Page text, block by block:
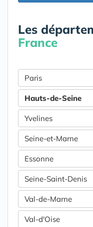
Les
France
Paris
Hauts-de-Seine
Yvelines
Seine-et-Marne
Essonne
Seine-Saint-Denis
Val-de-Marne
Val-d'Oise